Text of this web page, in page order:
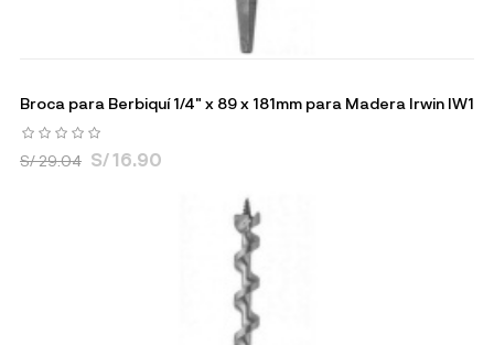
Broca para Berbiquí 1/4" x 89 x 181mm para Madera Irwin IW1
S/ 29.04 S/ 16.90